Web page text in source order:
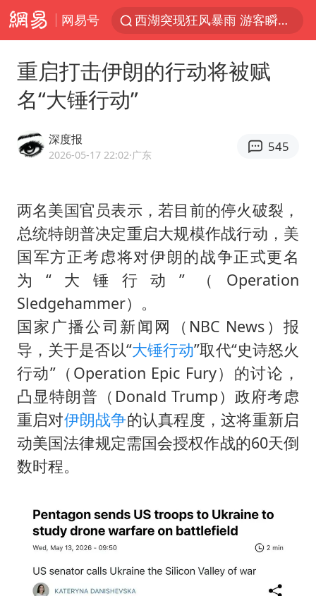
网易号
西湖突现狂风暴雨 游客瞬间被浇透
白海豚将正面袭击贯穿浙江
几元成本 千万市值蒸发
牛津大学一纸声明甩不了锅
儿子陪躺平老爹体验外卖员火了
浙江台州《告全体市民书》
香港宏福苑火灾或由烟头引起
西贝创始人贾国龙押注鲜羊赛道
“不怕六爷挂得多 就怕六爷挂一颗”
多个明星演唱会取消
36岁男演员成景区NPC后人气爆棚
人民的健康、体质、幸福一脉相承
重启打击伊朗的行动将被赋
名“大锤行动”
深度报
2026-05-17 22:02·广东
545
两名美国官员表示，若目前的停火破裂，
总统特朗普决定重启大规模作战行动，美
国军方正考虑将对伊朗的战争正式更名
为“大锤行动”（Operation
Sledgehammer）。
国家广播公司新闻网（NBC News）报
导，关于是否以“大锤行动”取代“史诗怒火
行动”（Operation Epic Fury）的讨论，
凸显特朗普（Donald Trump）政府考虑
重启对伊朗战争的认真程度，这将重新启
动美国法律规定需国会授权作战的60天倒
数时程。